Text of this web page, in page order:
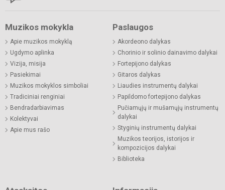
Muzikos mokykla
Apie muzikos mokyklą
Ugdymo aplinka
Vizija, misija
Pasiekimai
Muzikos mokyklos simboliai
Tradiciniai renginiai
Bendradarbiavimas
Kolektyvai
Apie mus rašo
Paslaugos
Akordeono dalykas
Chorinio ir solinio dainavimo dalykai
Fortepijono dalykas
Gitaros dalykas
Liaudies instrumentų dalykai
Papildomo fortepijono dalykas
Pučiamųjų ir mušamųjų instrumentų
dalykai
Styginių instrumentų dalykai
Muzikos teorijos, istorijos ir
kompozicijos dalykai
Biblioteka